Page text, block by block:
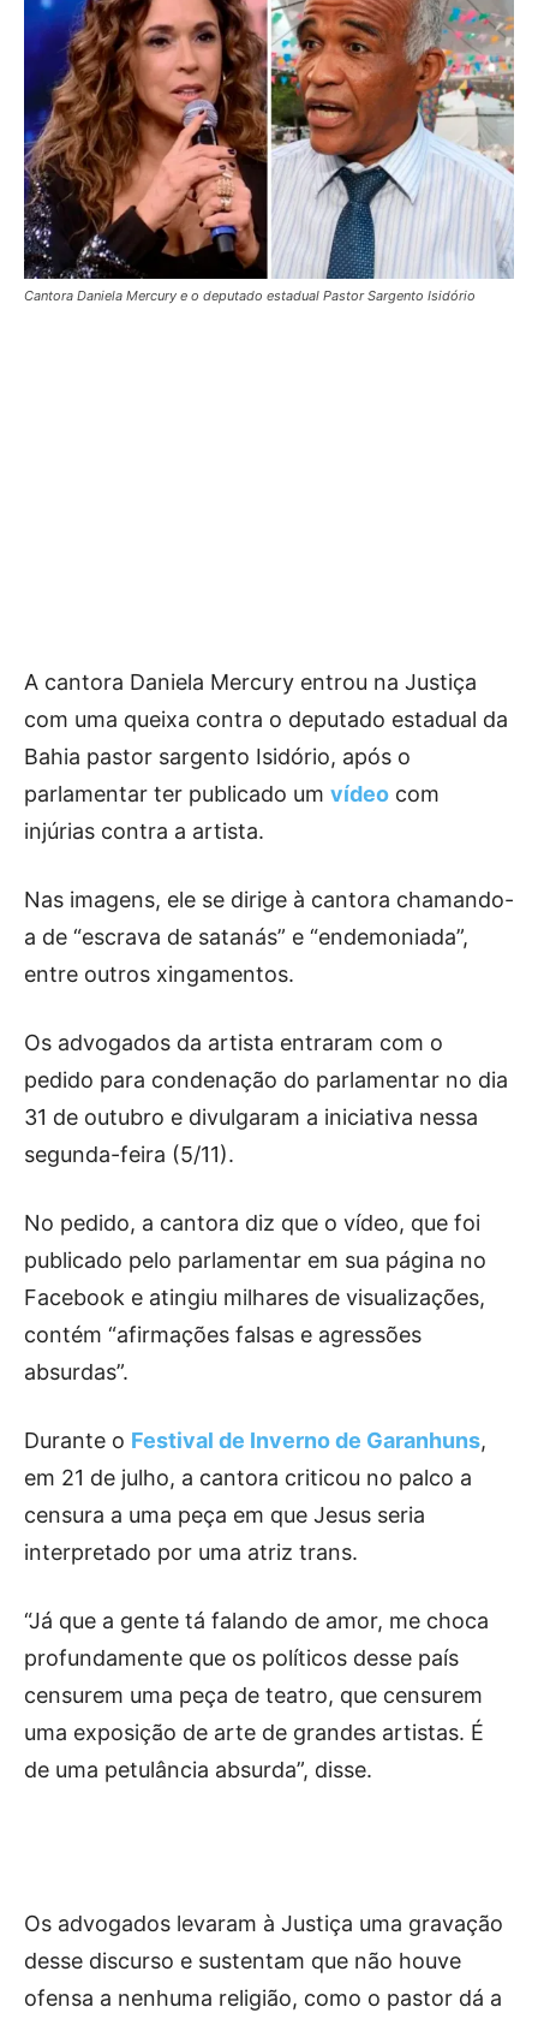
Cantora Daniela Mercury e o deputado estadual Pastor Sargento Isidório
A cantora Daniela Mercury entrou na Justiça
com uma queixa contra o deputado estadual da
Bahia pastor sargento Isidório, após o
parlamentar ter publicado um vídeo com
injúrias contra a artista.
Nas imagens, ele se dirige à cantora chamando-
a de “escrava de satanás” e “endemoniada”,
entre outros xingamentos.
Os advogados da artista entraram com o
pedido para condenação do parlamentar no dia
31 de outubro e divulgaram a iniciativa nessa
segunda-feira (5/11).
No pedido, a cantora diz que o vídeo, que foi
publicado pelo parlamentar em sua página no
Facebook e atingiu milhares de visualizações,
contém “afirmações falsas e agressões
absurdas”.
Durante o Festival de Inverno de Garanhuns,
em 21 de julho, a cantora criticou no palco a
censura a uma peça em que Jesus seria
interpretado por uma atriz trans.
“Já que a gente tá falando de amor, me choca
profundamente que os políticos desse país
censurem uma peça de teatro, que censurem
uma exposição de arte de grandes artistas. É
de uma petulância absurda”, disse.
Os advogados levaram à Justiça uma gravação
desse discurso e sustentam que não houve
ofensa a nenhuma religião, como o pastor dá a